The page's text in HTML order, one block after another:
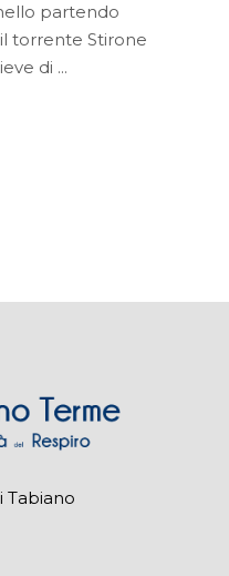
partendo
torrente Stirone
di
Tabiano